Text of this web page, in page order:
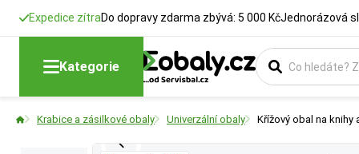
Expedice zítraDo dopravy zdarma zbývá: 5 000 KčJednorázová
Kategorie
Krabice a zásilkové obaly Univerzální obaly Křížový obal na knihy
Délka
Rozměry krabic
Šířka
Rozměry krabic
Typ krabice
Vyberte si
Formát
Vyberte si